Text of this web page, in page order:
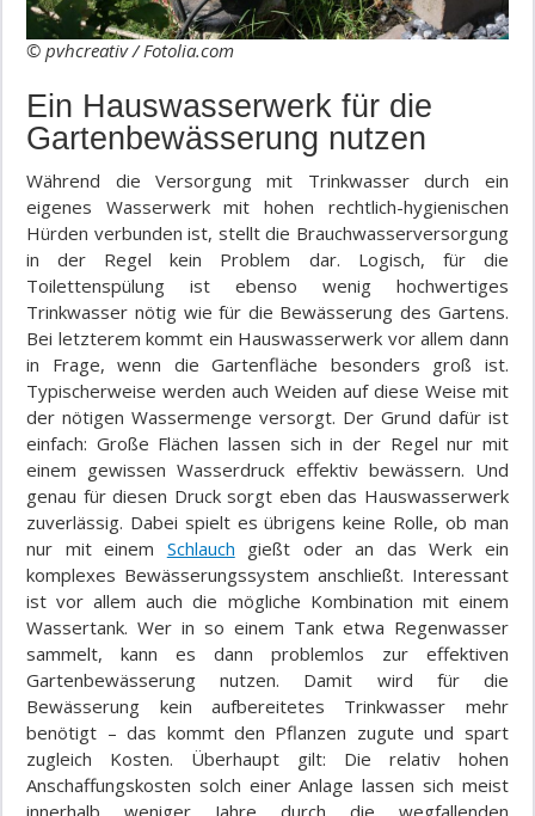
© pvhcreativ / Fotolia.com
Ein Hauswasserwerk für die
Gartenbewässerung nutzen
Während die Versorgung mit Trinkwasser durch ein
eigenes Wasserwerk mit hohen rechtlich-hygienischen
Hürden verbunden ist, stellt die Brauchwasserversorgung
in der Regel kein Problem dar. Logisch, für die
Toilettenspülung ist ebenso wenig hochwertiges
Trinkwasser nötig wie für die Bewässerung des Gartens.
Bei letzterem kommt ein Hauswasserwerk vor allem dann
in Frage, wenn die Gartenfläche besonders groß ist.
Typischerweise werden auch Weiden auf diese Weise mit
der nötigen Wassermenge versorgt. Der Grund dafür ist
einfach: Große Flächen lassen sich in der Regel nur mit
einem gewissen Wasserdruck effektiv bewässern. Und
genau für diesen Druck sorgt eben das Hauswasserwerk
zuverlässig. Dabei spielt es übrigens keine Rolle, ob man
nur mit einem Schlauch gießt oder an das Werk ein
komplexes Bewässerungssystem anschließt. Interessant
ist vor allem auch die mögliche Kombination mit einem
Wassertank. Wer in so einem Tank etwa Regenwasser
sammelt, kann es dann problemlos zur effektiven
Gartenbewässerung nutzen. Damit wird für die
Bewässerung kein aufbereitetes Trinkwasser mehr
benötigt – das kommt den Pflanzen zugute und spart
zugleich Kosten. Überhaupt gilt: Die relativ hohen
Anschaffungskosten solch einer Anlage lassen sich meist